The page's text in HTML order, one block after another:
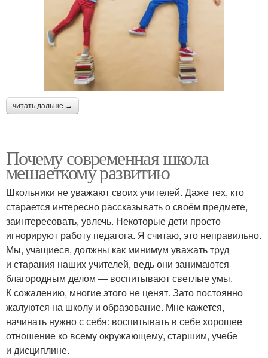
читать дальше →
Почему современная школа
мешаеткому развитию
Школьники не уважают своих учителей. Даже тех, кто
старается интересно рассказывать о своём предмете,
заинтересовать, увлечь. Некоторые дети просто
игнорируют работу педагога. Я считаю, это неправильно.
Мы, учащиеся, должны как минимум уважать труд
и старания наших учителей, ведь они занимаются
благородным делом — воспитывают светлые умы.
К сожалению, многие этого не ценят. Зато постоянно
жалуются на школу и образование. Мне кажется,
начинать нужно с себя: воспитывать в себе хорошее
отношение ко всему окружающему, старшим, учебе
и дисциплине.